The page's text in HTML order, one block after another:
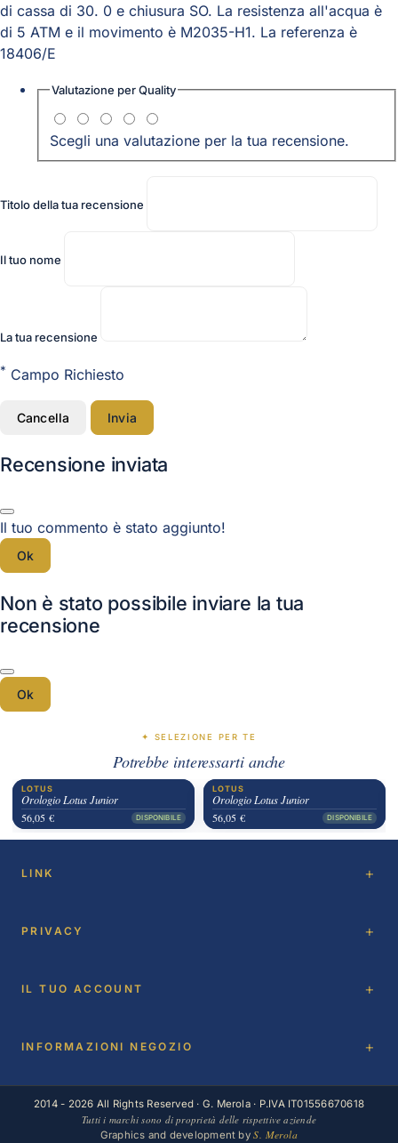
di cassa di 30. 0 e chiusura SO. La resistenza all'acqua è
di 5 ATM e il movimento è M2035-H1. La referenza è
18406/E
Valutazione perQuality
Scegli una valutazione per la tua recensione.
Titolo della tua recensione
Il tuo nome
La tua recensione
* Campo Richiesto
Cancella Invia
Recensione inviata
Il tuo commento è stato aggiunto!
Ok
Non è stato possibile inviare la tua
recensione
Ok
✦ SELEZIONE PER TE
Potrebbe interessarti anche
LOTUS
Orologio Lotus Junior
56,05 €
DISPONIBILE
LOTUS
Orologio Lotus Junior
56,05 €
DISPONIBILE
LINK
PRIVACY
IL TUO ACCOUNT
INFORMAZIONI NEGOZIO
2014 - 2026 All Rights Reserved · G. Merola · P.IVA IT01556670618
Tutti i marchi sono di proprietà delle rispettive aziende
Graphics and development byS. Merola